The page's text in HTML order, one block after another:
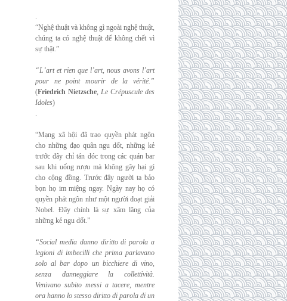
.
“Nghệ thuật và không gì ngoài nghệ thuật,
chúng ta có nghệ thuật để không chết vì
sự thật.”
“L’art et rien que l’art, nous avons l’art
pour ne point mourir de la vérité.”
(Friedrich Nietzsche, Le Crépuscule des
Idoles)
.
“Mạng xã hội đã trao quyền phát ngôn
cho những đạo quân ngu dốt, những kẻ
trước đây chỉ tán dóc trong các quán bar
sau khi uống rượu mà không gây hại gì
cho cộng đồng. Trước đây người ta bảo
bọn họ im miệng ngay. Ngày nay họ có
quyền phát ngôn như một người đoạt giải
Nobel. Đây chính là sự xâm lăng của
những kẻ ngu dốt.”
“Social media danno diritto di parola a
legioni di imbecilli che prima parlavano
solo albar dopo un bicchiere di vino,
senza danneggiare la collettività.
Venivano subito messi a tacere, mentre
ora hanno lo stesso diritto di parola di un